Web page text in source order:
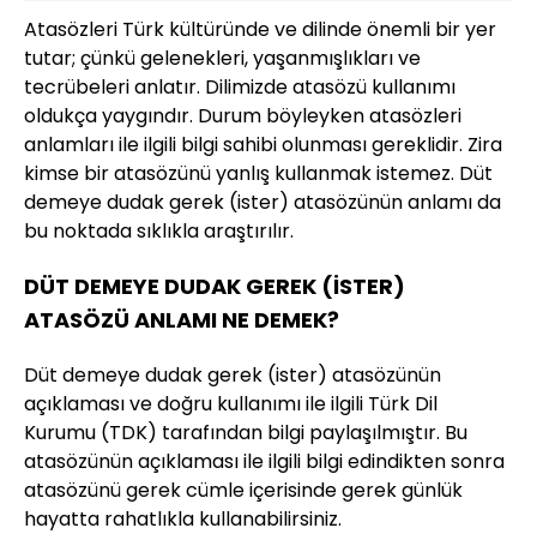
Atasözleri Türk kültüründe ve dilinde önemli bir yer
tutar; çünkü gelenekleri, yaşanmışlıkları ve
tecrübeleri anlatır. Dilimizde atasözü kullanımı
oldukça yaygındır. Durum böyleyken atasözleri
anlamları ile ilgili bilgi sahibi olunması gereklidir. Zira
kimse bir atasözünü yanlış kullanmak istemez. Düt
demeye dudak gerek (ister) atasözünün anlamı da
bu noktada sıklıkla araştırılır.
DÜT DEMEYE DUDAK GEREK (İSTER)
ATASÖZÜ ANLAMI NE DEMEK?
Düt demeye dudak gerek (ister) atasözünün
açıklaması ve doğru kullanımı ile ilgili Türk Dil
Kurumu (TDK) tarafından bilgi paylaşılmıştır. Bu
atasözünün açıklaması ile ilgili bilgi edindikten sonra
atasözünü gerek cümle içerisinde gerek günlük
hayatta rahatlıkla kullanabilirsiniz.